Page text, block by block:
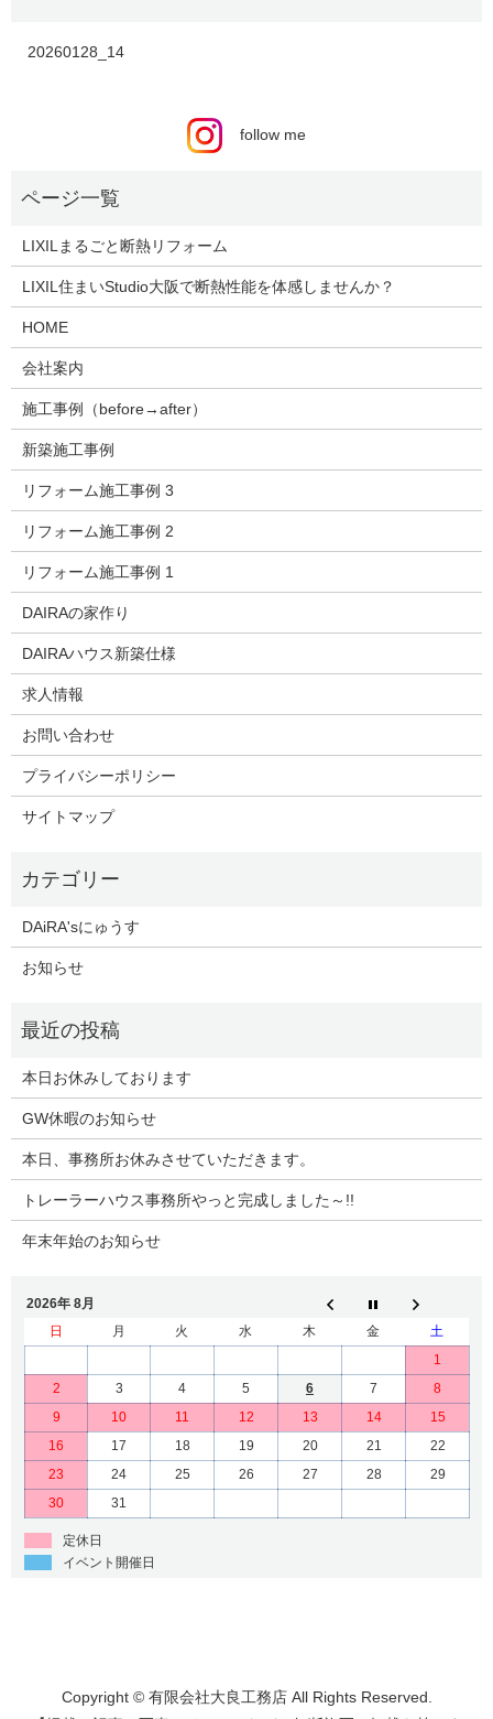
20260128_14
follow me
LIXILまるごと断熱リフォーム
LIXIL住まいStudio大阪で断熱性能を体感しませんか？
HOME
会社案内
施工事例（before→after）
新築施工事例
リフォーム施工事例 3
リフォーム施工事例 2
リフォーム施工事例 1
DAIRAの家作り
DAIRAハウス新築仕様
求人情報
お問い合わせ
プライバシーポリシー
サイトマップ
DAiRA'sにゅうす
お知らせ
本日お休みしております
GW休暇のお知らせ
本日、事務所お休みさせていただきます。
トレーラーハウス事務所やっと完成しました～!!
年末年始のお知らせ
2026年 8月
日
月 火 水 木 金
土
1
2
3 4 5 6 7
8
9
10 11 12 13 14
15
16
17 18 19 20 21
22
23
24 25 26 27 28
29
30
31
定休日
イベント開催日
Copyright © 有限会社大良工務店 All Rights Reserved.